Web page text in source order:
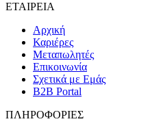
ΕΤΑΙΡΕΙΑ
Αρχική
Καριέρες
Μεταπωλητές
Επικοινωνία
Σχετικά με Εμάς
B2B Portal
ΠΛΗΡΟΦΟΡΙΕΣ